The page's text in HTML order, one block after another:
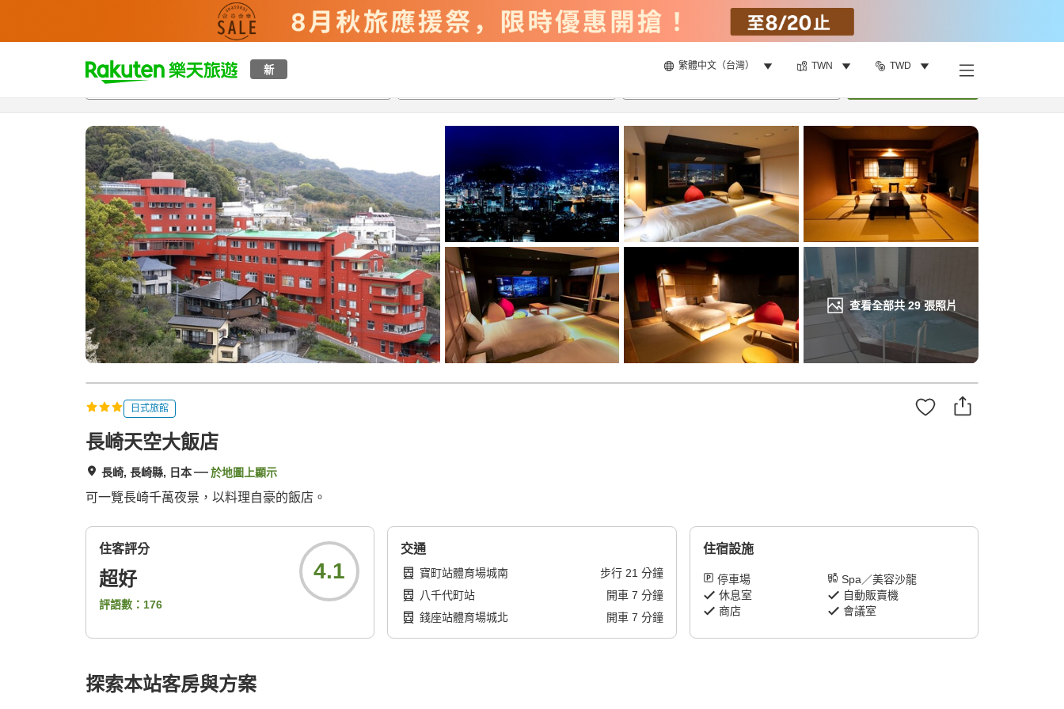
新 繁體中文（台灣） TWN TWD
t
p
a
g
e
_
s
e
a
r
c
h
查看全部共29張照片
總覽客房與方案評語設施
日式旅館
長崎天空大飯店
長崎, 長崎縣, 日本 於地圖上顯示
可一覽長崎千萬夜景，以料理自豪的飯店。
住客評分
超好
評語數： 176
4.1
交通
寶町站體育場城南 步行 21 分鐘
八千代町站
開車 7 分鐘
錢座站體育場城北
開車 7 分鐘
住宿設施
停車場
Spa／美容沙龍
休息室
自動販賣機
商店
會議室
探索本站客房與方案